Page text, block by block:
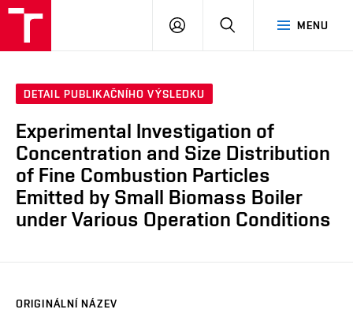
MENU
PŘIHLÁSIT
DETAIL PUBLIKAČNÍHO VÝSLEDKU
Experimental Investigation of
Concentration and Size Distribution
of Fine Combustion Particles
Emitted by Small Biomass Boiler
under Various Operation Conditions
ORIGINÁLNÍ NÁZEV